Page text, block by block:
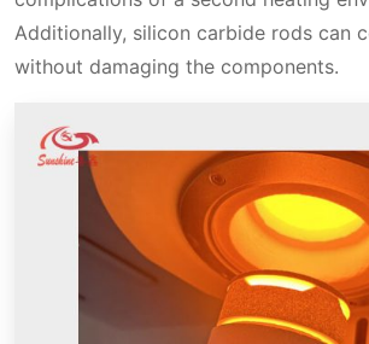
Additionally, silicon carbide rods can
without damaging the components.